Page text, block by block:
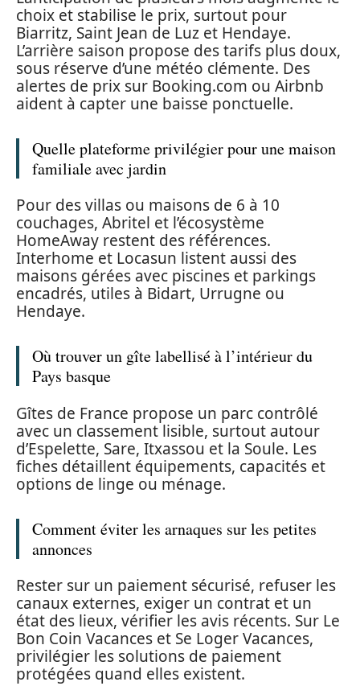
choix et stabilise le prix, surtout pour
Biarritz, Saint Jean de Luz et Hendaye.
L’arrière saison propose des tarifs plus doux,
sous réserve d’une météo clémente. Des
alertes de prix sur Booking.com ou Airbnb
aident à capter une baisse ponctuelle.
Quelle plateforme privilégier pour une maison
familiale avec jardin
Pour des villas ou maisons de 6 à 10
couchages, Abritel et l’écosystème
HomeAway restent des références.
Interhome et Locasun listent aussi des
maisons gérées avec piscines et parkings
encadrés, utiles à Bidart, Urrugne ou
Hendaye.
Où trouver un gîte labellisé à l’intérieur du
Pays basque
Gîtes de France propose un parc contrôlé
avec un classement lisible, surtout autour
d’Espelette, Sare, Itxassou et la Soule. Les
fiches détaillent équipements, capacités et
options de linge ou ménage.
Comment éviter les arnaques sur les petites
annonces
Rester sur un paiement sécurisé, refuser les
canaux externes, exiger un contrat et un
état des lieux, vérifier les avis récents. Sur Le
Bon Coin Vacances et Se Loger Vacances,
privilégier les solutions de paiement
protégées quand elles existent.